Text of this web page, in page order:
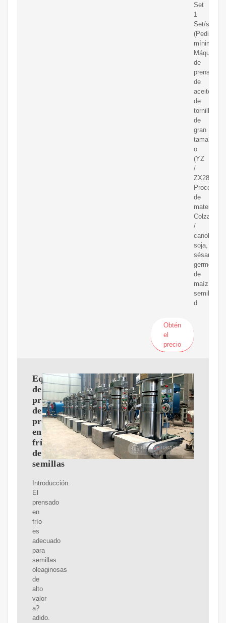
Set
1
Set/s
(Pedido
mínimo)
Máquina
de
prensado
de
aceite
de
tornillo
de
gran
tama?
o
(YZ
/
ZX28)
de
material:
Colza
/
canola,
soja,
sésamo,
germen
de
maíz,
semillas
d
Obtén
el
precio
Equipo
de
pretratamiento
de
prensado
en
frío
de
semillas
Introducción.
El
prensado
en
frío
es
adecuado
para
semillas
oleaginosas
de
alto
valor
a?
adido.